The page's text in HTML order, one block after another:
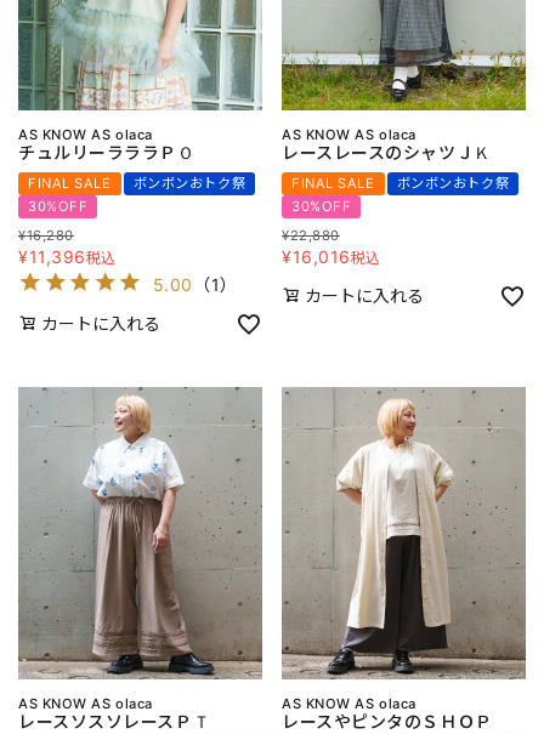
AS KNOW AS olaca
チュルリーラララＰＯ
FINAL SALE
ボンボンおトク祭
30%OFF
¥16,280
¥11,396税込
5.00 （1）
カートに入れる
AS KNOW AS olaca
レースレースのシャツＪＫ
FINAL SALE
ボンボンおトク祭
30%OFF
¥22,880
¥16,016税込
カートに入れる
AS KNOW AS olaca
レースソスソレースＰＴ
AS KNOW AS olaca
レースやピンタのＳＨＯＰ